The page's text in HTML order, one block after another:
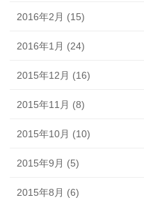
2016年2月 (15)
2016年1月 (24)
2015年12月 (16)
2015年11月 (8)
2015年10月 (10)
2015年9月 (5)
2015年8月 (6)